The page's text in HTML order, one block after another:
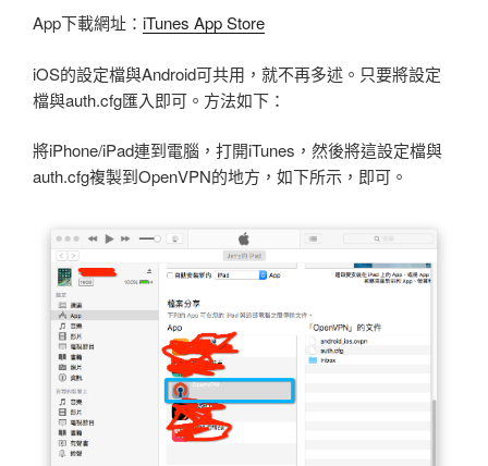
App下載網址： iTunes App Store
iOS的設定檔與Android可共用，就不再多述。只要將設定
檔與auth.cfg匯入即可。方法如下：
將iPhone/iPad連到電腦，打開iTunes，然後將這設定檔與
auth.cfg複製到OpenVPN的地方，如下所示，即可。